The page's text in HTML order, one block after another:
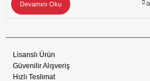
Devamını Oku
Lisanslı Ürün
Güvenilir Alışveriş
Hızlı Teslimat